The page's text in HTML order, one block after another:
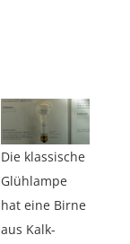
Die klassische
Glühlampe
hat eine Birne
aus Kalk-